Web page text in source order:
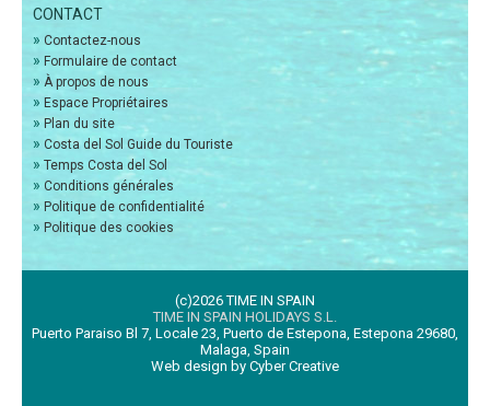
CONTACT
» Contactez-nous
» Formulaire de contact
» À propos de nous
» Espace Propriétaires
» Plan du site
» Costa del Sol Guide du Touriste
» Temps Costa del Sol
» Conditions générales
» Politique de confidentialité
» Politique des cookies
(c)2026 TIME IN SPAIN
TIME IN SPAIN HOLIDAYS S.L.
Puerto Paraiso Bl 7, Locale 23, Puerto de Estepona, Estepona 29680,
Malaga, Spain
Web design by Cyber Creative